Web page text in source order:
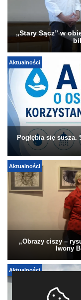
„Stary Sącz” w
Aktualności
Pogłębia się susza.
Aktualności
„Obrazy ciszy –
Iwony
Aktualności